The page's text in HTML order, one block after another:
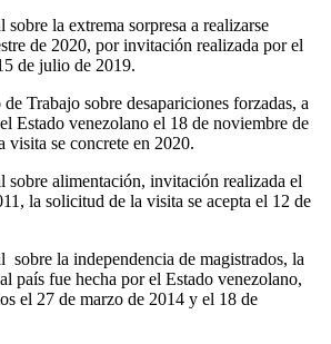
sobre la extrema sorpresa a realizarse
de 2020, por invitación realizada por el
de julio de 2019.
Trabajo sobre desapariciones forzadas, a
Estado venezolano el 18 de noviembre de
visita se concrete en 2020.
sobre alimentación, invitación realizada el
la solicitud de la visita se acepta el 12 de
sobre la independencia de magistrados, la
país fue hecha por el Estado venezolano,
el 27 de marzo de 2014 y el 18 de